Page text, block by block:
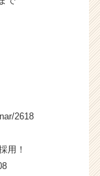
2618
用！